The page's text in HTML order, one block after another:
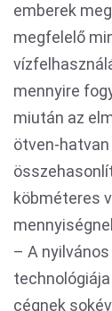
emberek
megfelelő
mennyire
miután az
ötven-
köbméteres
– A
cégnek